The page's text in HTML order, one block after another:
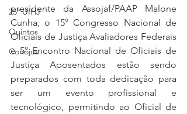
25º UIHJ
Quintos
Conojus
presidente da Assojaf/PAAP Malone
Cunha, o 15° Congresso Nacional de
Oficiais de Justiça Avaliadores Federais
e 5° Encontro Nacional de Oficiais de
Justiça Aposentados estão sendo
preparados com toda dedicação para
ser um evento profissional e
tecnológico, permitindo ao Oficial de